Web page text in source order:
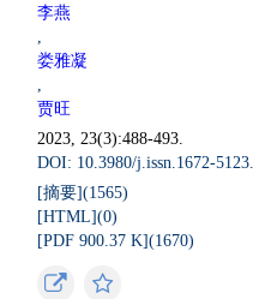
李燕
,
娄雅凝
,
贾旺
2023, 23(3):488-493.
DOI: 10.3980/j.issn.1672-
[摘要](1565)
[HTML](0)
[PDF 900.37 K](1670)